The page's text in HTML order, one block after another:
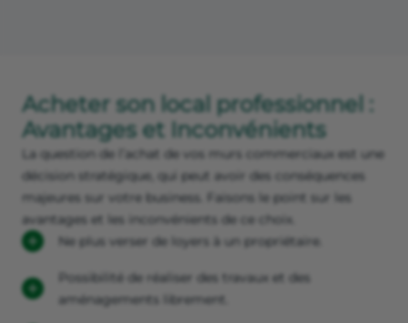
Acheter son local professionnel :
Avantages et Inconvénients
La question de l’achat de vos murs commerciaux est une
décision stratégique, qui peut avoir des conséquences
majeures sur votre business. Faisons le point sur les
avantages et les inconvénients de ce choix.
Ne plus verser de loyers à un propriétaire.
Possibilité de réaliser des travaux et des
aménagements librement.